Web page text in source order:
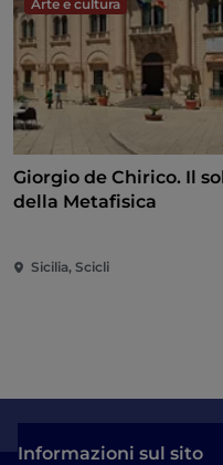
Arte e cultura
Giorgio de Chirico. Il
della Metafisica
Sicilia, Scicli
Informazioni sul sito